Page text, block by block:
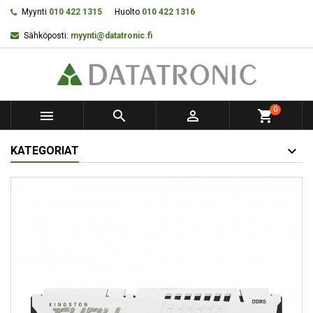
Myynti 010 422 1315 Huolto 010 422 1316
Sähköposti: myynti@datatronic.fi
   shopping_cart0
KATEGORIAT